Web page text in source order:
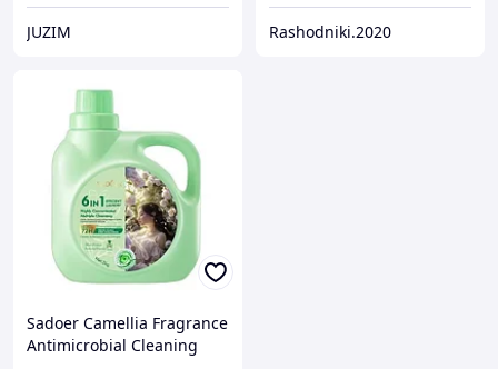
JUZIM Rashodniki.2020
Sadoer Camellia Fragrance
Antimicrobial Cleaning